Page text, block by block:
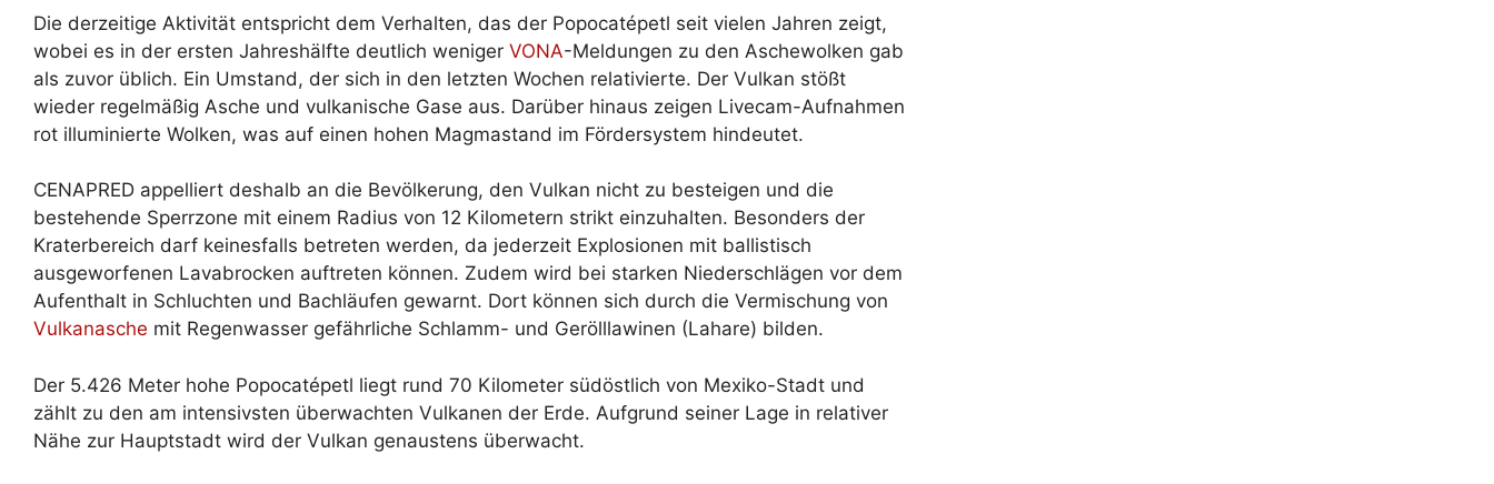
Die derzeitige Aktivität entspricht dem Verhalten, das der Popocatépetl seit vielen Jahren zeigt,
wobei es in der ersten Jahreshälfte deutlich weniger VONA-Meldungen zu den Aschewolken gab
als zuvor üblich. Ein Umstand, der sich in den letzten Wochen relativierte. Der Vulkan stößt
wieder regelmäßig Asche und vulkanische Gase aus. Darüber hinaus zeigen Livecam-Aufnahmen
rot illuminierte Wolken, was auf einen hohen Magmastand im Fördersystem hindeutet.
CENAPRED appelliert deshalb an die Bevölkerung, den Vulkan nicht zu besteigen und die
bestehende Sperrzone mit einem Radius von 12 Kilometern strikt einzuhalten. Besonders der
Kraterbereich darf keinesfalls betreten werden, da jederzeit Explosionen mit ballistisch
ausgeworfenen Lavabrocken auftreten können. Zudem wird bei starken Niederschlägen vor dem
Aufenthalt in Schluchten und Bachläufen gewarnt. Dort können sich durch die Vermischung von
Vulkanasche mit Regenwasser gefährliche Schlamm- und Gerölllawinen (Lahare) bilden.
Der 5.426 Meter hohe Popocatépetl liegt rund 70 Kilometer südöstlich von Mexiko-Stadt und
zählt zu den am intensivsten überwachten Vulkanen der Erde. Aufgrund seiner Lage in relativer
Nähe zur Hauptstadt wird der Vulkan genaustens überwacht.